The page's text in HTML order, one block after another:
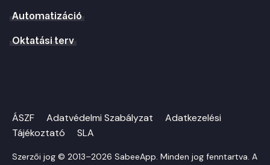
Automatizáció
Oktatási terv
ÁSZF Adatvédelmi Szabályzat
Adatkezelési
Tájékoztató
SLA
Szerzői jog © 2013–2026 SabeeApp. Minden jog fenntartva. A